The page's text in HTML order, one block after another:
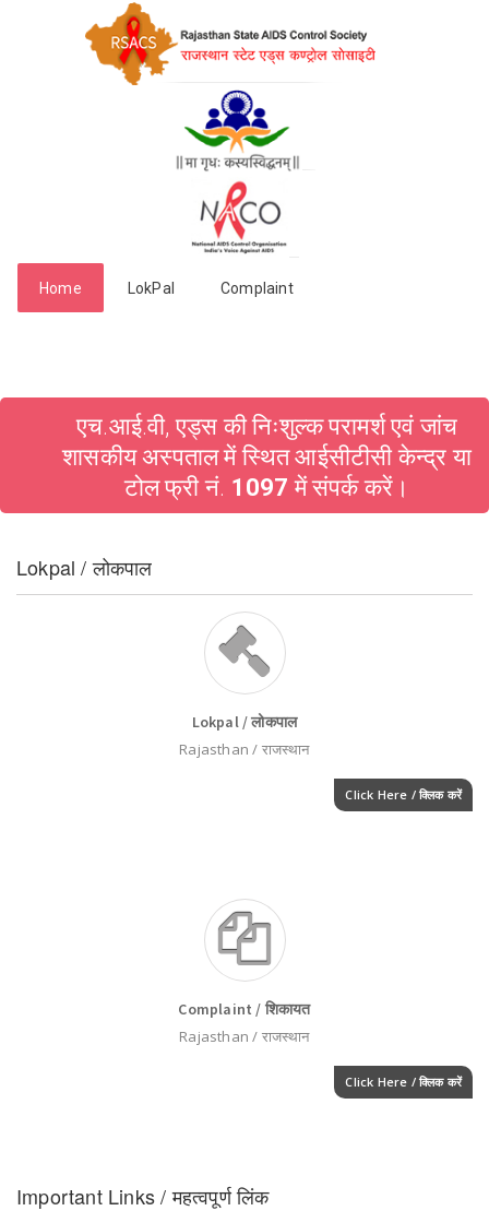
Home LokPal Complaint
एच.आई.वी, एड्स की निःशुल्क परामर्श एवं जांच
शासकीय अस्पताल में स्थित आईसीटीसी केन्द्र या
टोल फ्री नं. 1097में संपर्क करें।
Lokpal / लोकपाल
Lokpal / लोकपाल
Rajasthan / राजस्थान
Click Here / क्लिक करें
Complaint / शिकायत
Rajasthan / राजस्थान
Click Here / क्लिक करें
Important Links / महत्वपूर्ण लिंक